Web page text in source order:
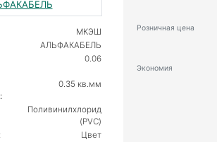
МКЭШ
АЛЬФАКАБЕЛЬ
0.06
0.35 кв.мм
Поливинилхлорид
(PVC)
Цвет
Розничная цена
Экономия